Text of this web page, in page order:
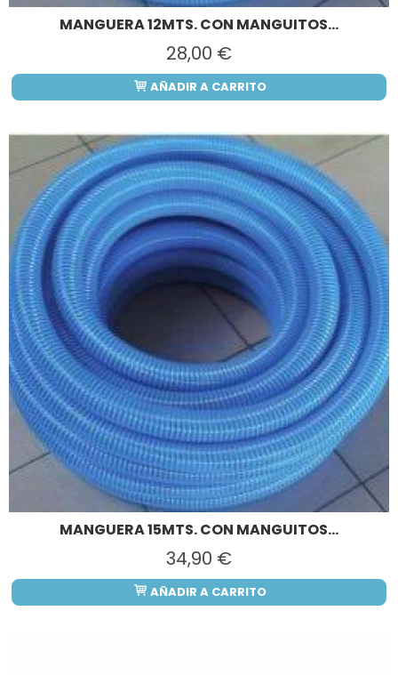
MANGUERA 12MTS. CON MANGUITOS...
28,00 €
AÑADIR A CARRITO
MANGUERA 15MTS. CON MANGUITOS...
34,90 €
AÑADIR A CARRITO